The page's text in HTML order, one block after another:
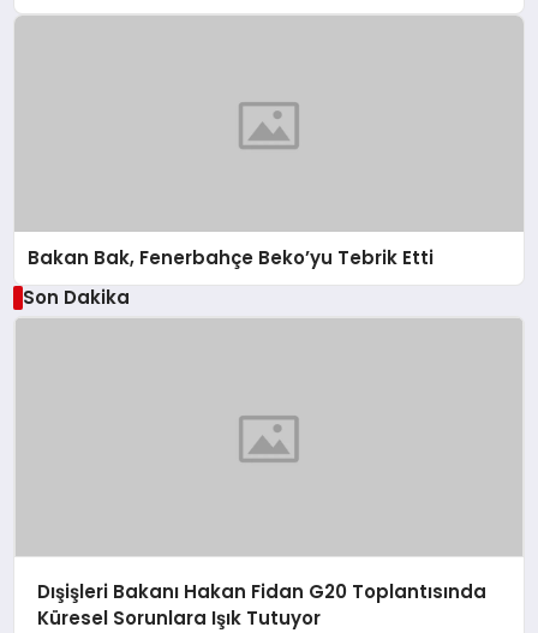
Bakan Bak, Fenerbahçe Beko’yu Tebrik Etti
Son Dakika
Dışişleri Bakanı Hakan Fidan G20 Toplantısında
Küresel Sorunlara Işık Tutuyor